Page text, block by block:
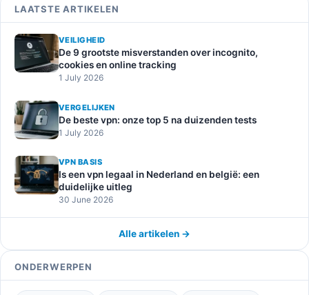
LAATSTE ARTIKELEN
VEILIGHEID
De 9 grootste misverstanden over incognito,
cookies en online tracking
1 July 2026
VERGELIJKEN
De beste vpn: onze top 5 na duizenden tests
1 July 2026
VPN BASIS
Is een vpn legaal in Nederland en belgië: een
duidelijke uitleg
30 June 2026
Alle artikelen →
ONDERWERPEN